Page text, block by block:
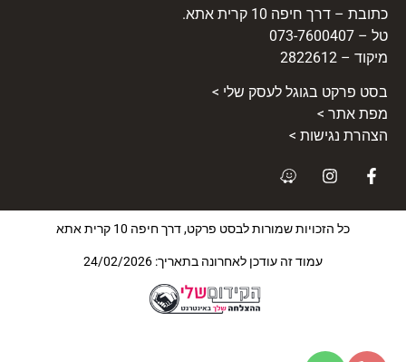
כתובת – דרך חיפה 10 קרית אתא.
טל – 073-7600407
מיקוד – 2822612
בסט פרקט בגוגל לעסק שלי >
מפת אתר >
הצהרת נגישות >
כל הזכויות שמורות לבסט פרקט, דרך חיפה 10 קרית אתא
עמוד זה עודכן לאחרונה בתאריך: 24/02/2026